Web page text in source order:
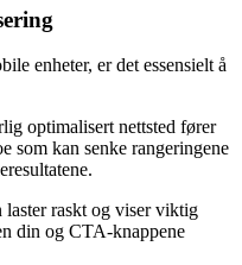
enheter, er det essensielt å
optimalisert nettsted fører
som kan senke rangeringene
laster raskt og viser viktig
din og CTA-knappene